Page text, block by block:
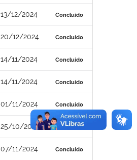
13/12/2024 Concluído
20/12/2024 Concluído
14/11/2024 Concluído
14/11/2024 Concluído
01/11/2024 Concluído
25/10/2024 Concluído
07/11/2024 Concluído